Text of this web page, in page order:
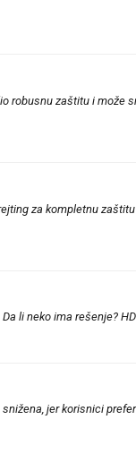
robusnu zaštitu i
za kompletnu
li neko ima rešenje?
jer korisnici